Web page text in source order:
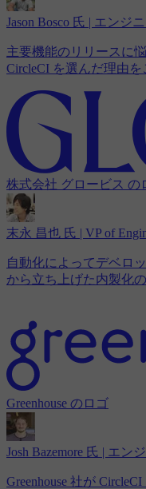
Jason Bosco 氏 | エンジ
主要機能のリリースに
CircleCI を選んだ理由
株式会社 グロービス の
末永 昌也 氏 | VP of
自動化によってデベロ
から立ち上げた内製化
Greenhouse のロゴ
Josh Bazemore 氏 | エン
Greenhouse 社が